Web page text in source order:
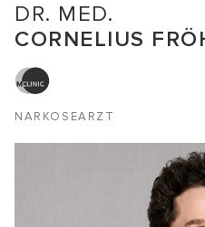
DR. MED.
CORNELIUS
NARKOSEARZT